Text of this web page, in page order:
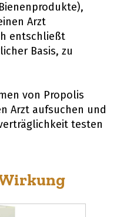
Arzt
entschließt
Basis, zu
von Propolis
Arzt aufsuchen und
testen